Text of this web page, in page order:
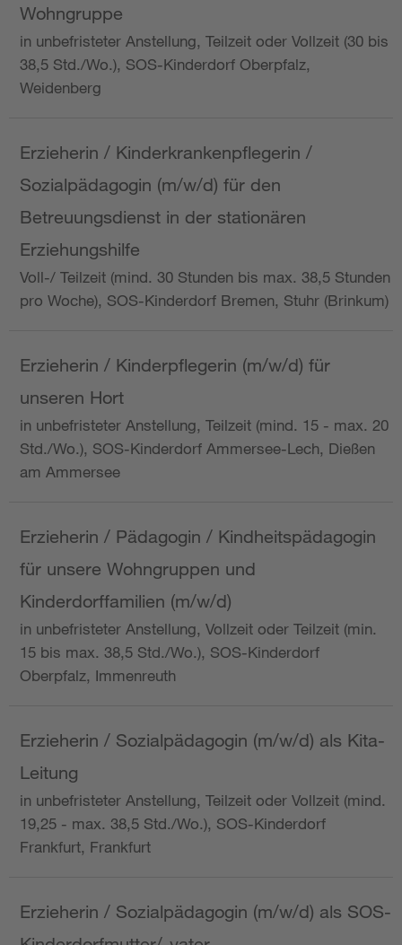
Wohngruppe
in unbefristeter Anstellung, Teilzeit oder Vollzeit (30 bis
38,5 Std./Wo.), SOS-Kinderdorf Oberpfalz,
Weidenberg
Erzieherin / Kinderkrankenpflegerin /
Sozialpädagogin (m/w/d) für den
Betreuungsdienst in der stationären
Erziehungshilfe
Voll-/ Teilzeit (mind. 30 Stunden bis max. 38,5 Stunden
pro Woche), SOS-Kinderdorf Bremen, Stuhr (Brinkum)
Erzieherin / Kinderpflegerin (m/w/d) für
unseren Hort
in unbefristeter Anstellung, Teilzeit (mind. 15 - max. 20
Std./Wo.), SOS-Kinderdorf Ammersee-Lech, Dießen
am Ammersee
Erzieherin / Pädagogin / Kindheitspädagogin
für unsere Wohngruppen und
Kinderdorffamilien (m/w/d)
in unbefristeter Anstellung, Vollzeit oder Teilzeit (min.
15 bis max. 38,5 Std./Wo.), SOS-Kinderdorf
Oberpfalz, Immenreuth
Erzieherin / Sozialpädagogin (m/w/d) als Kita-
Leitung
in unbefristeter Anstellung, Teilzeit oder Vollzeit (mind.
19,25 - max. 38,5 Std./Wo.), SOS-Kinderdorf
Frankfurt, Frankfurt
Erzieherin / Sozialpädagogin (m/w/d) als SOS-